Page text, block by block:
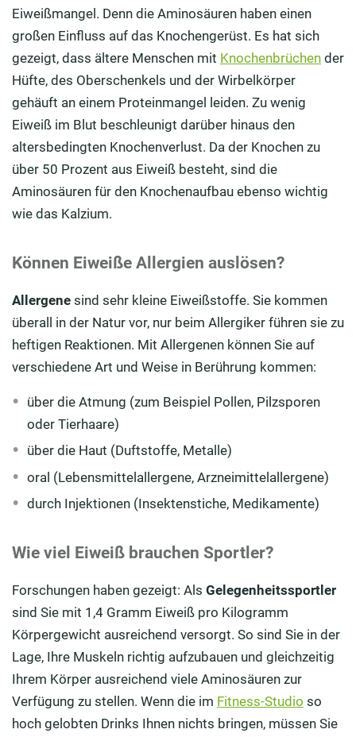
Eiweißmangel. Denn die Aminosäuren haben einen
großen Einfluss auf das Knochengerüst. Es hat sich
gezeigt, dass ältere Menschen mit Knochenbrüchen der
Hüfte, des Oberschenkels und der Wirbelkörper
gehäuft an einem Proteinmangel leiden. Zu wenig
Eiweiß im Blut beschleunigt darüber hinaus den
altersbedingten Knochenverlust. Da der Knochen zu
über 50 Prozent aus Eiweiß besteht, sind die
Aminosäuren für den Knochenaufbau ebenso wichtig
wie das Kalzium.
Können Eiweiße Allergien auslösen?
Allergene sind sehr kleine Eiweißstoffe. Sie kommen
überall in der Natur vor, nur beim Allergiker führen sie zu
heftigen Reaktionen. Mit Allergenen können Sie auf
verschiedene Art und Weise in Berührung kommen:
über die Atmung (zum Beispiel Pollen, Pilzsporen
oder Tierhaare)
über die Haut (Duftstoffe, Metalle)
oral (Lebensmittelallergene, Arzneimittelallergene)
durch Injektionen (Insektenstiche, Medikamente)
Wie viel Eiweiß brauchen Sportler?
Forschungen haben gezeigt: Als Gelegenheitssportler
sind Sie mit 1,4 Gramm Eiweiß pro Kilogramm
Körpergewicht ausreichend versorgt. So sind Sie in der
Lage, Ihre Muskeln richtig aufzubauen und gleichzeitig
Ihrem Körper ausreichend viele Aminosäuren zur
Verfügung zu stellen. Wenn die im Fitness-Studio so
hoch gelobten Drinks Ihnen nichts bringen, müssen Sie